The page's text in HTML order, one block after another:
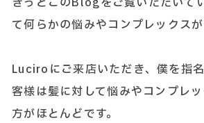
て何らかの悩みやコンプレックスが
Luciroにご来店いただき、僕を指
客様は髪に対して悩みやコンプレ
方がほとんどです。